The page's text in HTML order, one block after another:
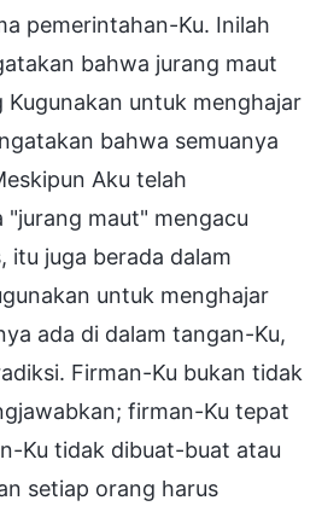
pemerintahan-Ku. Inilah
bahwa jurang maut
Kugunakan untuk menghajar
bahwa semuanya
Aku telah
maut" mengacu
itu juga berada dalam
untuk menghajar
ada di dalam tangan-Ku,
Firman-Ku bukan tidak
firman-Ku tepat
Ku tidak dibuat-buat atau
setiap orang harus